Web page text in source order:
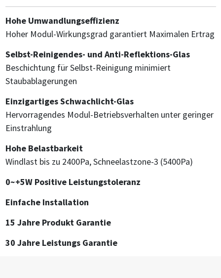
Hohe Umwandlungseffizienz
Hoher Modul-Wirkungsgrad garantiert Maximalen Ertrag
Selbst-Reinigendes- und Anti-Reflektions-Glas
Beschichtung für Selbst-Reinigung minimiert
Staubablagerungen
Einzigartiges Schwachlicht-Glas
Hervorragendes Modul-Betriebsverhalten unter geringer
Einstrahlung
Hohe Belastbarkeit
Windlast bis zu 2400Pa, Schneelastzone-3 (5400Pa)
0~+5W Positive Leistungstoleranz
Einfache Installation
15 Jahre Produkt Garantie
30 Jahre Leistungs Garantie